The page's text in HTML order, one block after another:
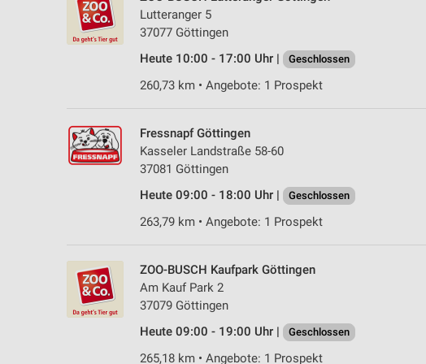
Lutteranger 5
37077 Göttingen
Heute 10:00 - 17:00 Uhr |
Geschlossen
260,73 km • Angebote: 1 Prospekt
Fressnapf Göttingen
Kasseler Landstraße 58-60
37081 Göttingen
Heute 09:00 - 18:00 Uhr |
Geschlossen
263,79 km • Angebote: 1 Prospekt
ZOO-BUSCH Kaufpark Göttingen
Am Kauf Park 2
37079 Göttingen
Heute 09:00 - 19:00 Uhr |
Geschlossen
265,18 km • Angebote: 1 Prospekt